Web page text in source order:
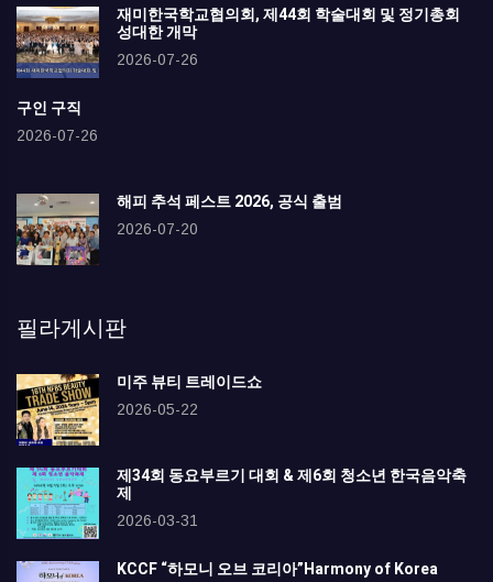
재미한국학교협의회, 제44회 학술대회 및 정기총회
성대한 개막
2026-07-26
구인 구직
2026-07-26
해피 추석 페스트 2026, 공식 출범
2026-07-20
필라게시판
미주 뷰티 트레이드쇼
2026-05-22
제34회 동요부르기 대회 & 제6회 청소년 한국음악축
제
2026-03-31
KCCF “하모니 오브 코리아”Harmony of Korea